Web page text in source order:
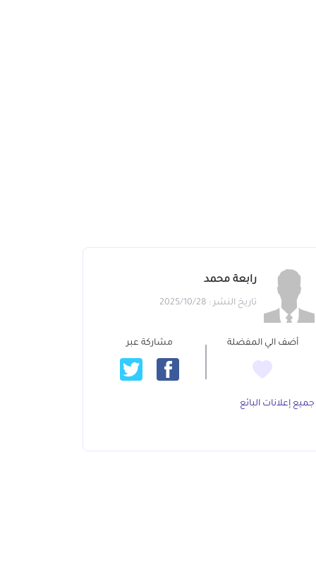
رابعة محمد
تاريخ النشر : 2025/10/28
أضف الي المفضلة مشاركة عبر
جميع إعلانات البائع